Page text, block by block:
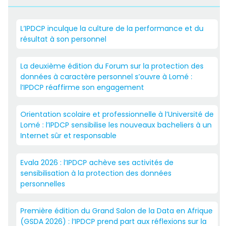
L’IPDCP inculque la culture de la performance et du
résultat à son personnel
La deuxième édition du Forum sur la protection des
données à caractère personnel s’ouvre à Lomé :
l’IPDCP réaffirme son engagement
Orientation scolaire et professionnelle à l’Université de
Lomé : l’IPDCP sensibilise les nouveaux bacheliers à un
Internet sûr et responsable
Evala 2026 : l’IPDCP achève ses activités de
sensibilisation à la protection des données
personnelles
Première édition du Grand Salon de la Data en Afrique
(GSDA 2026) : l’IPDCP prend part aux réflexions sur la